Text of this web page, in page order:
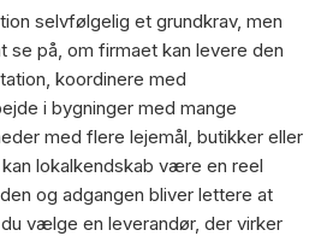
selvfølgelig et grundkrav, men
se på, om firmaet kan levere den
koordinere med
i bygninger med mange
med flere lejemål, butikker eller
lokalkendskab være en reel
og adgangen bliver lettere at
vælge en leverandør, der virker